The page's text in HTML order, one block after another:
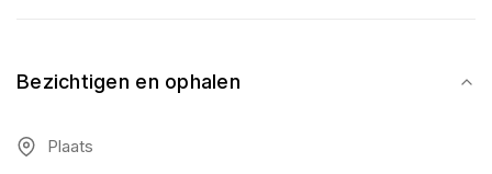
Bezichtigen en ophalen
Plaats